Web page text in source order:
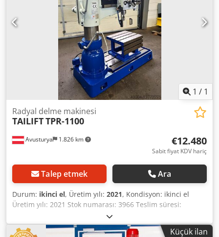
Uzunluk: 2100 mm Genişlik: 1000 mm Yükseklik (yukarı
pozisyon): 2700 mm Yükseklik (aşağı pozisyon): 2400 mm
Ağırlık: yaklaşık 2,5 t
1 / 1
Avusturya 1.826 km
Radyal delme makinesi
TAILIFTTPR-1100
€12.480
Sabit fiyat KDV hariç
Talep etmek Ara
Durum: ikinci el, Üretim yılı: 2021, Kondisyon: ikinci el
Üretim yılı: 2021 Stok numarası: 3966 Teslim süresi:
hemen, ara satış mümkün Menşei: Tayvan Fiyat: 15.600 €
Mevcut adedi: 1 Özel fiyat: 12.480 € Çelikte delme
Küçük ilan